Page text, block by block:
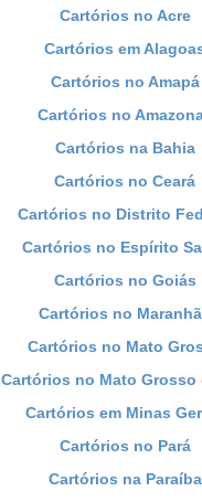
Cartórios no Acre
Cartórios em
Cartórios no Amapá
Cartórios no
Cartórios na Bahia
Cartórios no Ceará
Cartórios no Distrito
Cartórios no Espírito
Cartórios no Goiás
Cartórios no
Cartórios no Mato
Cartórios no Mato Grosso
Cartórios em Minas
Cartórios no Pará
Cartórios na Paraíba